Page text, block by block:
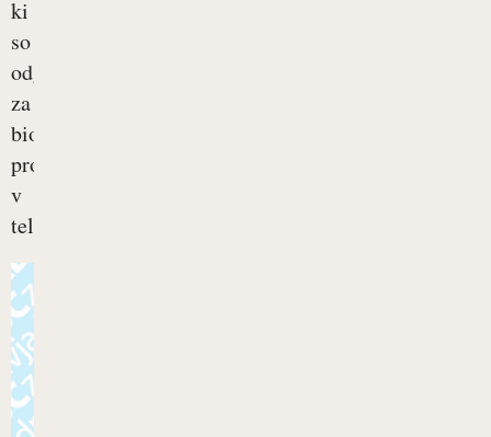
ki
so
odgovorne
za
biološke
procese
v
telesu,...